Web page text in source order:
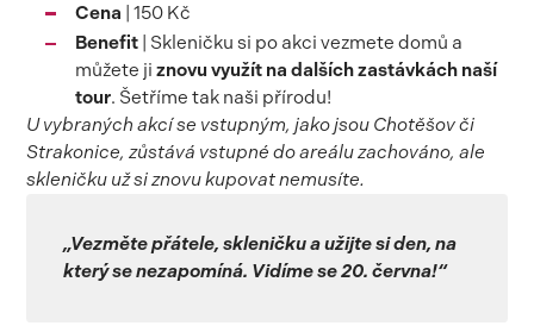
Cena | 150 Kč
Benefit| Skleničku si po akci vezmete domů a
můžete ji znovu využít na dalších zastávkách naší
tour. Šetříme tak naši přírodu!
U vybraných akcí se vstupným, jako jsou Chotěšov či
Strakonice, zůstává vstupné do areálu zachováno, ale
skleničku už si znovu kupovat nemusíte.
„Vezměte přátele, skleničku a užijte si den, na
který se nezapomíná. Vidíme se 20. června!“